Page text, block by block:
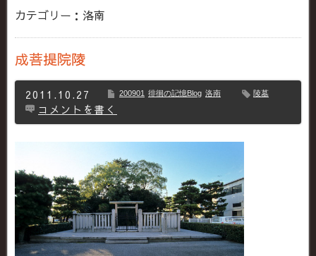
カテゴリー：洛南
成菩提院陵
2011.10.27 200901 徘徊の記憶Blog 洛南 陵墓
コメントを書く